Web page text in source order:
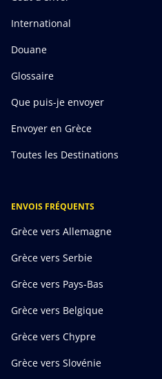
International
Douane
Glossaire
Que puis-je envoyer
Envoyer en Grèce
Toutes les Destinations
ENVOIS FRÉQUENTS
Grèce vers Allemagne
Grèce vers Serbie
Grèce vers Pays-Bas
Grèce vers Belgique
Grèce vers Chypre
Grèce vers Slovénie